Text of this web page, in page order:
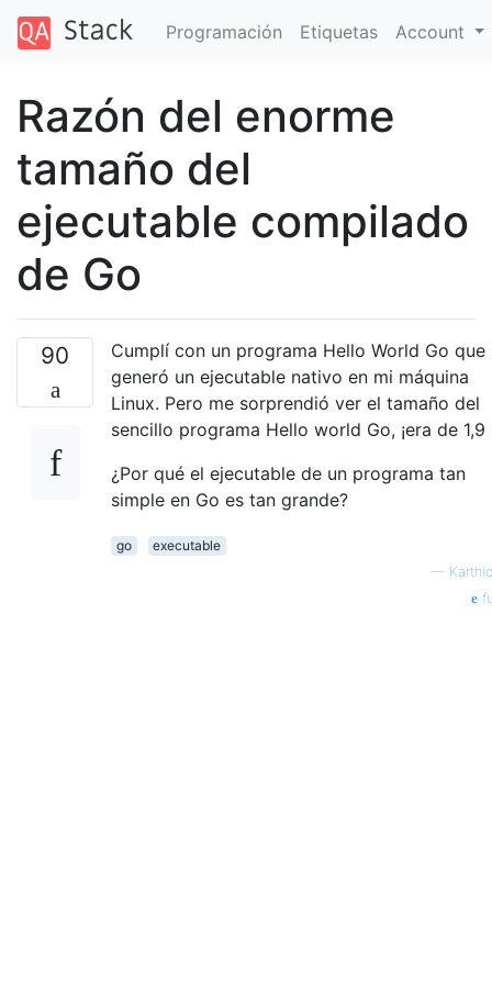
Programación Etiquetas Account
Razón del enorme
tamaño del
ejecutable compilado
de Go
90
Cumplí con un programa Hello World Go que
generó un ejecutable nativo en mi máquina
Linux. Pero me sorprendió ver el tamaño del
sencillo programa Hello world Go, ¡era de 1,9
¿Por qué el ejecutable de un programa tan
simple en Go es tan grande?
go
executable
—